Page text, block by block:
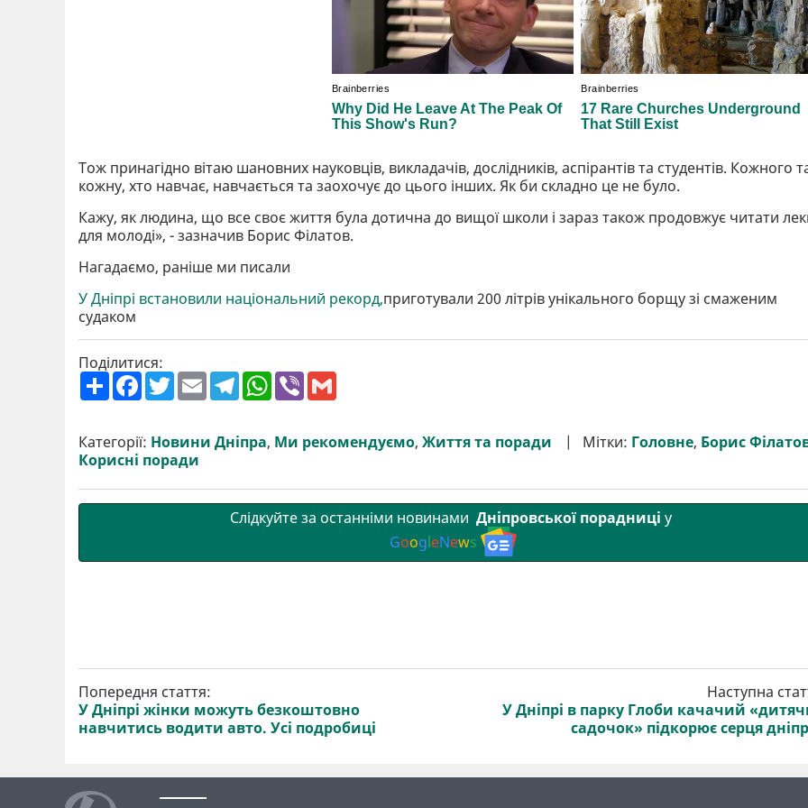
Тож принагідно вітаю шановних науковців, викладачів, дослідників, аспірантів та студентів. Кожного
кожну, хто навчає, навчається та заохочує до цього інших. Як би складно це не було.
Кажу, як людина, що все своє життя була дотична до вищої школи і зараз також продовжує читати
для молоді», - зазначив Борис Філатов.
Нагадаємо, раніше ми писали
У Дніпрі встановили національний рекорд,приготували 200 літрів унікального борщу зі смаженим
судаком
Поділитися:
П
о
р
и
т
F
a
b
o
o
T
w
t
e
r
E
m
l
T
e
g
r
W
h
s
A
V
r l
Категорії: Новини Дніпра, Ми рекомендуємо, Життя та поради Мітки: Головне, Борис
Корисні поради
Слідкуйте за останніми новинами Дніпровської порадниці у
GoogleNews
Попередня стаття:
У Дніпрі жінки можуть безкоштовно
навчитись водити авто. Усі подробиці
Наступна
У Дніпрі в парку Глоби качачий
садочок» підкорює серця